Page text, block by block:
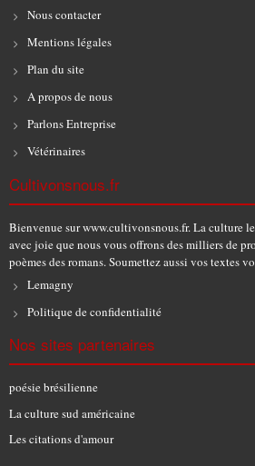
Nous contacter
Mentions légales
Plan du site
A propos de nous
Parlons Entreprise
Vétérinaires
Cultivonsnous.fr
Bienvenue sur www.cultivonsnous.fr. La culture
avec joie que nous vous offrons des milliers de
poèmes des romans. Soumettez aussi vos textes
Lemagny
Politique de confidentialité
Nos sites partenaires
poésie brésilienne
La culture sud américaine
Les citations d'amour